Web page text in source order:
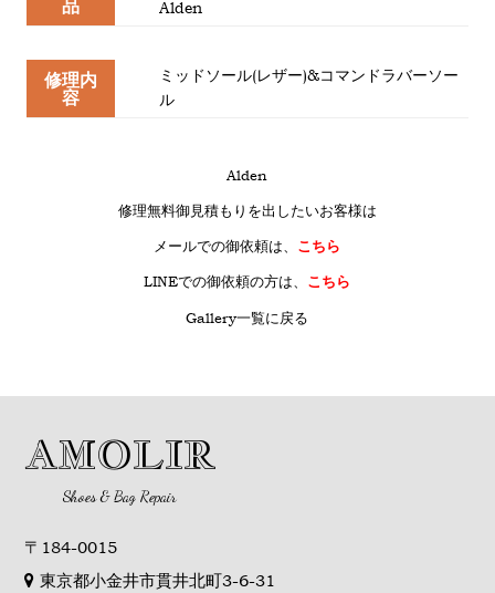
品 Alden
修理内
容
ミッドソール(レザー)&コマンドラバーソー
ル
Alden
修理無料御見積もりを出したいお客様は
メールでの御依頼は、 こちら
LINEでの御依頼の方は、 こちら
Gallery一覧に戻る
AMOLIR
Shoes & Bag Repair
〒184-0015
東京都小金井市貫井北町3-6-31